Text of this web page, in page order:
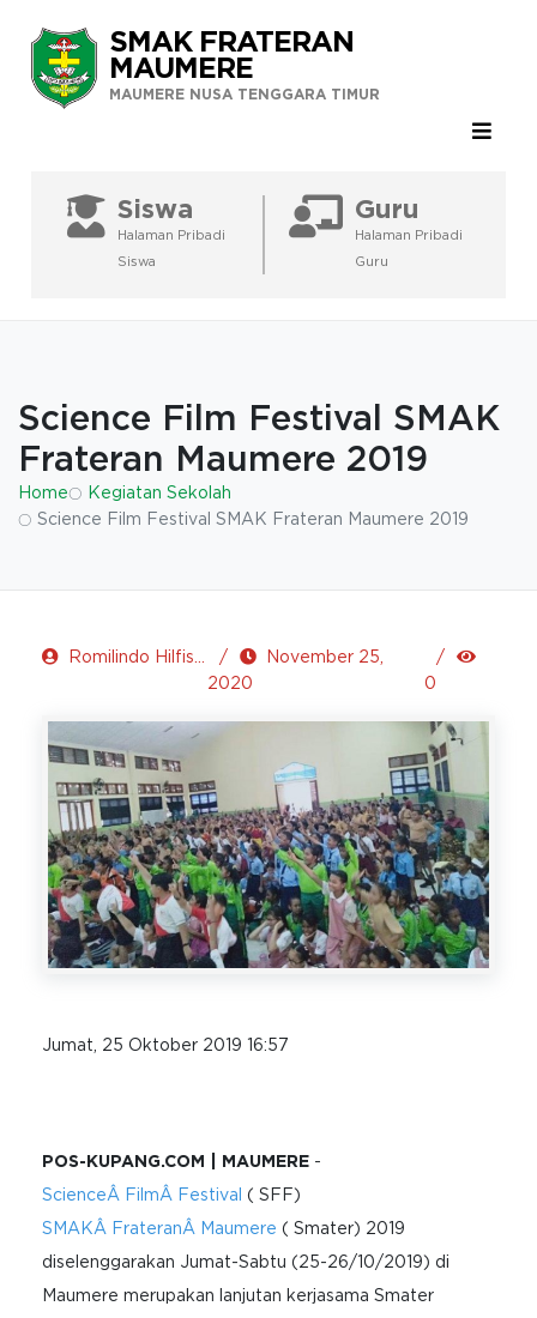
SMAK FRATERAN
MAUMERE
MAUMERE NUSA TENGGARA TIMUR
Siswa
Halaman Pribadi
Siswa
Guru
Halaman Pribadi
Guru
Science Film Festival SMAK
Frateran Maumere 2019
Home
Kegiatan Sekolah
Science Film Festival SMAK Frateran Maumere 2019
Romilindo Hilfison
November 25,
2020
0
Jumat, 25 Oktober 2019 16:57
POS-KUPANG.COM | MAUMERE -
ScienceÂ FilmÂ Festival ( SFF)
SMAKÂ FrateranÂ Maumere ( Smater) 2019
diselenggarakan Jumat-Sabtu (25-26/10/2019) di
Maumere merupakan lanjutan kerjasama Smater